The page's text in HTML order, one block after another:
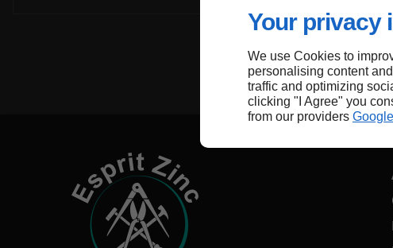
Your privacy
We use Cookies to
personalising content
traffic and optimizing
clicking "I Agree" you
from our providers Google
traditionnelle et la charpente industrielle. Chacune
présente des caractéristiques uniques, des
avantages et des inconvénients qui peuvent
influencer le choix d'un constructeur ou d'un
propriétaire. Cet article explore en détail ces deux